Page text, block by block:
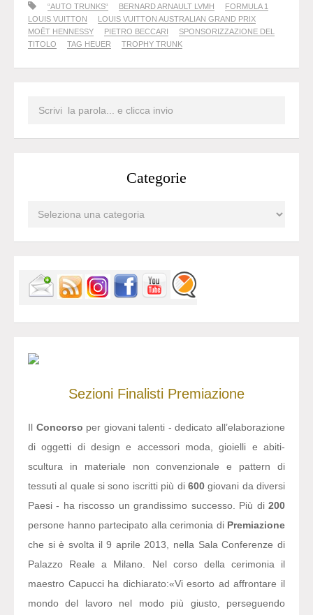
“AUTO TRUNKS“ BERNARD ARNAULT LVMH
FORMULA 1
LOUIS VUITTON
LOUIS VUITTON AUSTRALIAN GRAND PRIX
MOËT HENNESSY
PIETRO BECCARI
SPONSORIZZAZIONE DEL
TITOLO
TAG HEUER TROPHY TRUNK
Categorie
Sezioni Finalisti Premiazione
Il Concorso per giovani talenti - dedicato all’elaborazione
di oggetti di design e accessori moda, gioielli e abiti-
scultura in materiale non convenzionale e pattern di
tessuti al quale si sono iscritti più di 600giovani da diversi
Paesi - ha riscosso un grandissimo successo. Più di 200
persone hanno partecipato alla cerimonia di Premiazione
che si è svolta il 9 aprile 2013, nella Sala Conferenze di
Palazzo Reale a Milano. Nel corso della cerimonia il
maestro Capucci ha dichiarato:«Vi esorto ad affrontare il
mondo del lavoro nel modo più giusto, perseguendo